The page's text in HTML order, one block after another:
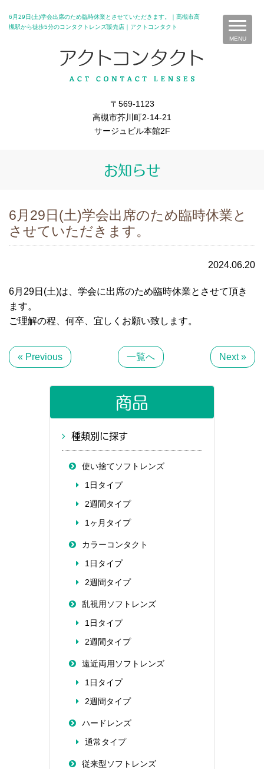
6月29日(土)学会出席のため臨時休業とさせていただきます。｜高槻市高
槻駅から徒歩5分のコンタクトレンズ販売店｜アクトコンタクト
〒569-1123
高槻市芥川町2-14-21
サージュビル本館2F
お知らせ
6月29日(土)学会出席のため臨時休業と
させていただきます。
2024.06.20
6月29日(土)は、学会に出席のため臨時休業とさせて頂き
ます。
ご理解の程、何卒、宜しくお願い致します。
« Previous 一覧へ Next »
商品
種類別に探す
使い捨てソフトレンズ
1日タイプ
2週間タイプ
1ヶ月タイプ
カラーコンタクト
1日タイプ
2週間タイプ
乱視用ソフトレンズ
1日タイプ
2週間タイプ
遠近両用ソフトレンズ
1日タイプ
2週間タイプ
ハードレンズ
通常タイプ
従来型ソフトレンズ